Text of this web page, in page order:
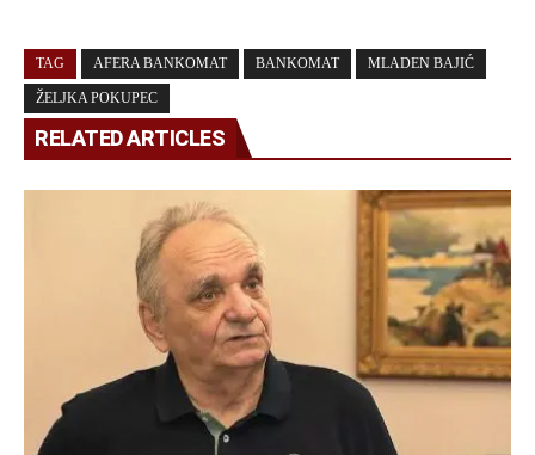
TAG AFERA BANKOMAT BANKOMAT MLADEN BAJIĆ
ŽELJKA POKUPEC
RELATED ARTICLES